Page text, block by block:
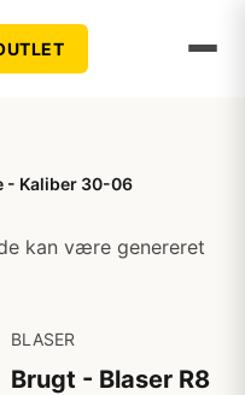
- Kaliber 30-06
kan være genereret
BLASER
Brugt - Blaser R8